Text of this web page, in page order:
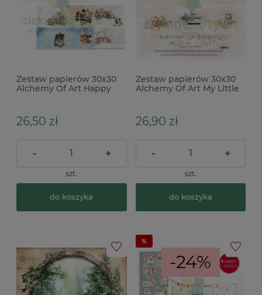
Zestaw papierów 30x30
Alchemy Of Art Happy
26,50 zł
- +
szt.
do koszyka
Zestaw papierów 30x30
Alchemy Of Art My Little
26,90 zł
- +
szt.
do koszyka
-24%